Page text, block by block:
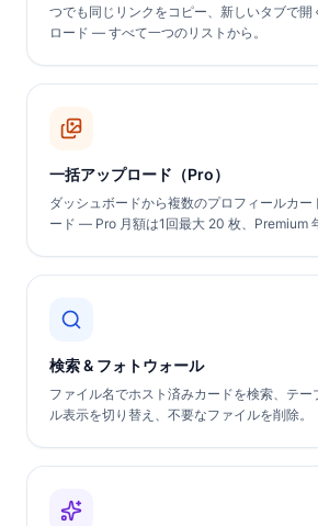
つでも同じリンクをコピー、新しいタブで開
ロード — すべて一つのリストから。
一括アップロード（Pro）
ダッシュボードから複数のプロフィールカー
ード — Pro 月額は1回最大 20 枚、Premium
検索 & フォトウォール
ファイル名でホスト済みカードを検索、テー
ル表示を切り替え、不要なファイルを削除。